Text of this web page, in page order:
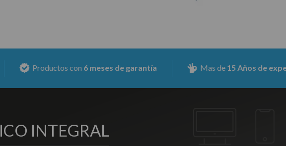
Productos con6 meses de garantía Mas de 15 Años de experiencia
INTEGRAL